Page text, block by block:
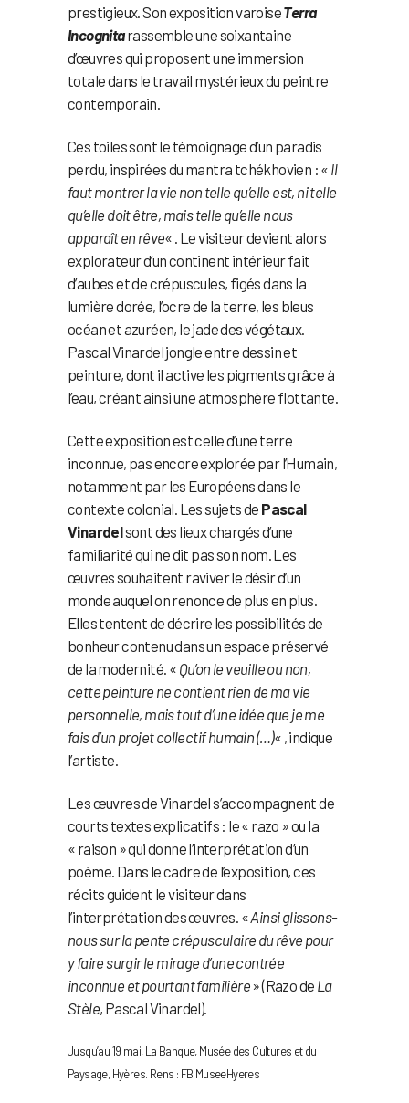
prestigieux. Son exposition varoiseTerra
Incognitarassemble une soixantaine
d’œuvres qui proposent une immersion
totale dans le travail mystérieux du peintre
contemporain.
Ces toiles sont le témoignage d’un paradis
perdu, inspirées du mantra tchékhovien : « Il
faut montrer la vie non telle qu’elle est, ni telle
qu’elle doit être, mais telle qu’elle nous
apparaît en rêve« . Le visiteur devient alors
explorateur d’un continent intérieur fait
d’aubes et de crépuscules, figés dans la
lumière dorée, l’ocre de la terre, les bleus
océan et azuréen, le jade des végétaux.
Pascal Vinardel jongle entre dessin et
peinture, dont il active les pigments grâce à
l’eau, créant ainsi une atmosphère flottante.
Cette exposition est celle d’une terre
inconnue, pas encore explorée par l’Humain,
notamment par les Européens dans le
contexte colonial. Les sujets de Pascal
Vinardelsont des lieux chargés d’une
familiarité qui ne dit pas son nom. Les
œuvres souhaitent raviver le désir d’un
monde auquel on renonce de plus en plus.
Elles tentent de décrire les possibilités de
bonheur contenu dans un espace préservé
de la modernité. « Qu’on le veuille ou non,
cette peinture ne contient rien de ma vie
personnelle, mais tout d’une idée que je me
fais d’un projet collectif humain (…)« , indique
l’artiste.
Les œuvres de Vinardel s’accompagnent de
courts textes explicatifs : le « razo » ou la
« raison » qui donne l’interprétation d’un
poème. Dans le cadre de l’exposition, ces
récits guident le visiteur dans
l’interprétation des œuvres. «Ainsi glissons-
nous sur la pente crépusculaire du rêve pour
y faire surgir le mirage d’une contrée
inconnue et pourtant familière » (Razo de La
Stèle, Pascal Vinardel).
Jusqu’au 19 mai, La Banque, Musée des Cultures et du
Paysage, Hyères. Rens : FB MuseeHyeres